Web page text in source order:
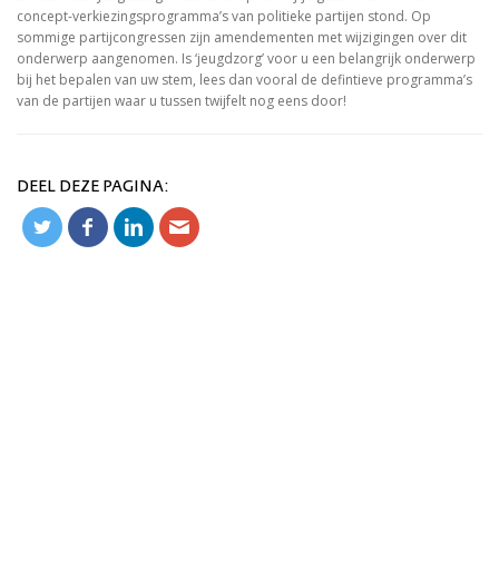
concept-verkiezingsprogramma’s van politieke partijen stond. Op
sommige partijcongressen zijn amendementen met wijzigingen over dit
onderwerp aangenomen. Is ‘jeugdzorg’ voor u een belangrijk onderwerp
bij het bepalen van uw stem, lees dan vooral de defintieve programma’s
van de partijen waar u tussen twijfelt nog eens door!
DEEL DEZE PAGINA: